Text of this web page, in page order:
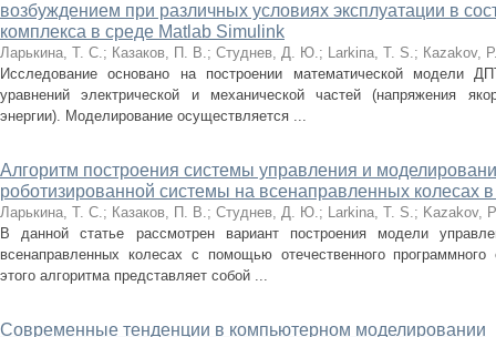
возбуждением при различных условиях эксплуатации в
комплекса в среде Matlab Simulink
Ларькина, Т. С.; Казаков, П. В.; Студнев, Д. Ю.; Lаrkiпа, Т. S.; Каzаkоv,
Исследование основано на построении математической модели
уравнений электрической и механической частей (напряжения
энергии). Моделирование осуществляется ...
Алгоритм построения системы управления и
роботизированной системы на всенаправленных колесах
Ларькина, Т. С.; Казаков, П. В.; Студнев, Д. Ю.; Larkina, T. S.; Kazakov,
В данной статье рассмотрен вариант построения модели
всенаправленных колесах с помощью отечественного программного
этого алгоритма представляет собой ...
Современные тенденции в компьютерном моделировании